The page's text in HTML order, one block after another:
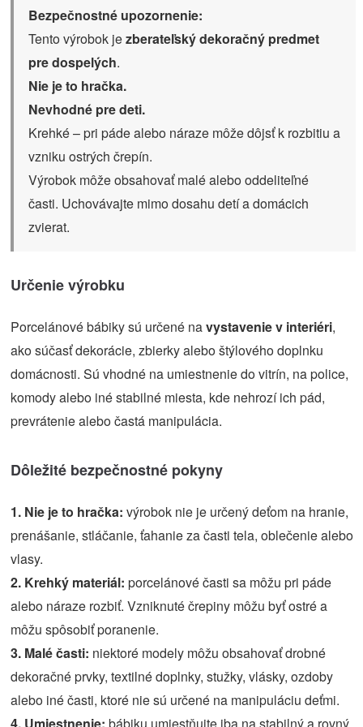
Bezpečnostné upozornenie:
Tento výrobok jezberateľský dekoračný predmet
pre dospelých.
Nie je to hračka.
Nevhodné pre deti.
Krehké – pri páde alebo náraze môže dôjsť k rozbitiu a
vzniku ostrých črepín.
Výrobok môže obsahovať malé alebo oddeliteľné
časti. Uchovávajte mimo dosahu detí a domácich
zvierat.
Určenie výrobku
Porcelánové bábiky sú určené navystavenie v interiéri,
ako súčasť dekorácie, zbierky alebo štýlového doplnku
domácnosti. Sú vhodné na umiestnenie do vitrín, na police,
komody alebo iné stabilné miesta, kde nehrozí ich pád,
prevrátenie alebo častá manipulácia.
Dôležité bezpečnostné pokyny
1. Nie je to hračka: výrobok nie je určený deťom na hranie,
prenášanie, stláčanie, ťahanie za časti tela, oblečenie alebo
vlasy.
2. Krehký materiál: porcelánové časti sa môžu pri páde
alebo náraze rozbiť. Vzniknuté črepiny môžu byť ostré a
môžu spôsobiť poranenie.
3. Malé časti: niektoré modely môžu obsahovať drobné
dekoračné prvky, textilné doplnky, stužky, vlásky, ozdoby
alebo iné časti, ktoré nie sú určené na manipuláciu deťmi.
4. Umiestnenie: bábiku umiestňujte iba na stabilný a rovný